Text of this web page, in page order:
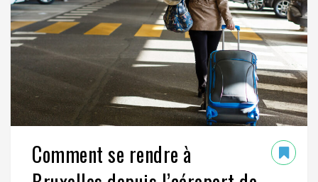
Comment se rendre à